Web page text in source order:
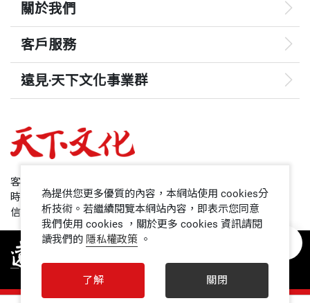
關於我們
客戶服務
遠見‧天下文化事業群
哈佛商業評論
領導影響力學院
1號課堂
客服專線：+886 2 2662-0012
時間：週一~週五9:00~12:30;13:30~17:00
信箱：service@cwgv.com.tw
為提供您更多優質的內容，本網站使用 cookies分
析技術。若繼續閱覽本網站內容，即表示您同意
我們使用 cookies ，關於更多 cookies 資訊請閱
讀我們的 隱私權政策 。
了解 關閉